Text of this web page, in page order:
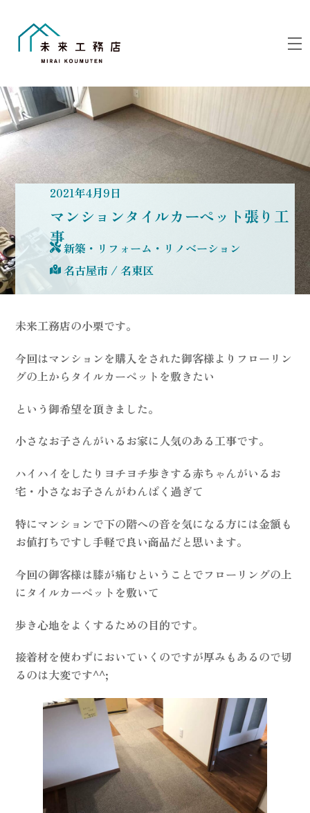
2021年4月9日
マンションタイルカーペット張り工
事
新築・リフォーム・リノベーション
名古屋市 /名東区
未来工務店の小栗です。
今回はマンションを購入をされた御客様よりフローリン
グの上からタイルカーペットを敷きたい
という御希望を頂きました。
小さなお子さんがいるお家に人気のある工事です。
ハイハイをしたりヨチヨチ歩きする赤ちゃんがいるお
宅・小さなお子さんがわんぱく過ぎて
特にマンションで下の階への音を気になる方には金額も
お値打ちですし手軽で良い商品だと思います。
今回の御客様は膝が痛むということでフローリングの上
にタイルカーペットを敷いて
歩き心地をよくするための目的です。
接着材を使わずにおいていくのですが厚みもあるので切
るのは大変です^^;